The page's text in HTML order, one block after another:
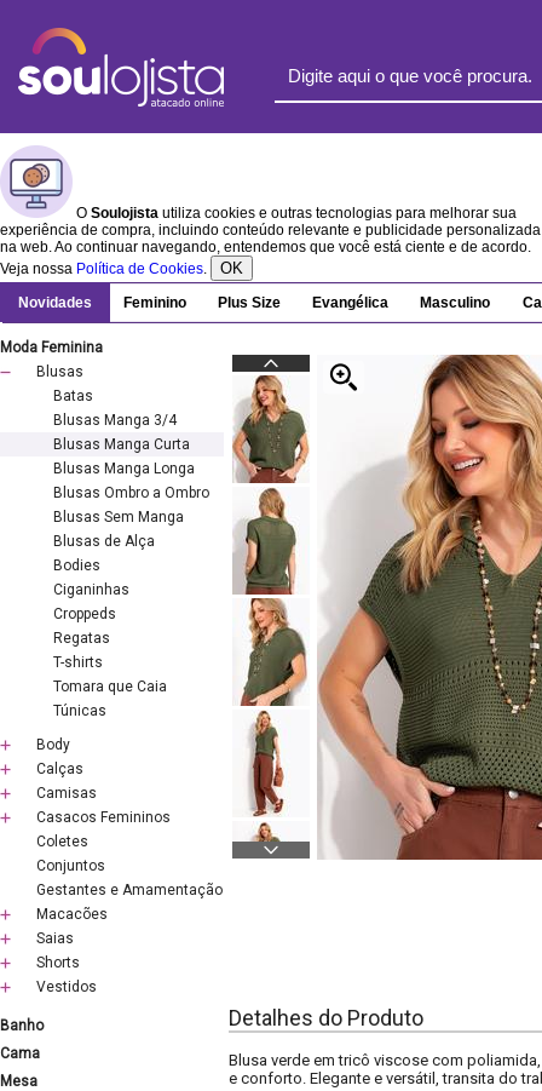
O Soulojista utiliza cookies e outras tecnologias para melhorar sua
experiência de compra, incluindo conteúdo relevante e publicidade personalizada
na web. Ao continuar navegando, entendemos que você está ciente e de acordo.
Veja nossa Política de Cookies. OK
Novidades Feminino Plus Size Evangélica Masculino
Moda Feminina
Blusas
Batas
Blusas Manga 3/4
Blusas Manga Curta
Blusas Manga Longa
Blusas Ombro a Ombro
Blusas Sem Manga
Blusas de Alça
Bodies
Ciganinhas
Croppeds
Regatas
T-shirts
Tomara que Caia
Túnicas
Body
Calças
Camisas
Casacos Femininos
Coletes
Conjuntos
Gestantes e Amamentação
Macacões
Saias
Shorts
Vestidos
Banho
Cama
Mesa
Detalhes do Produto
Blusa verde em tricô viscose com
e conforto. Elegante e versátil, transita do